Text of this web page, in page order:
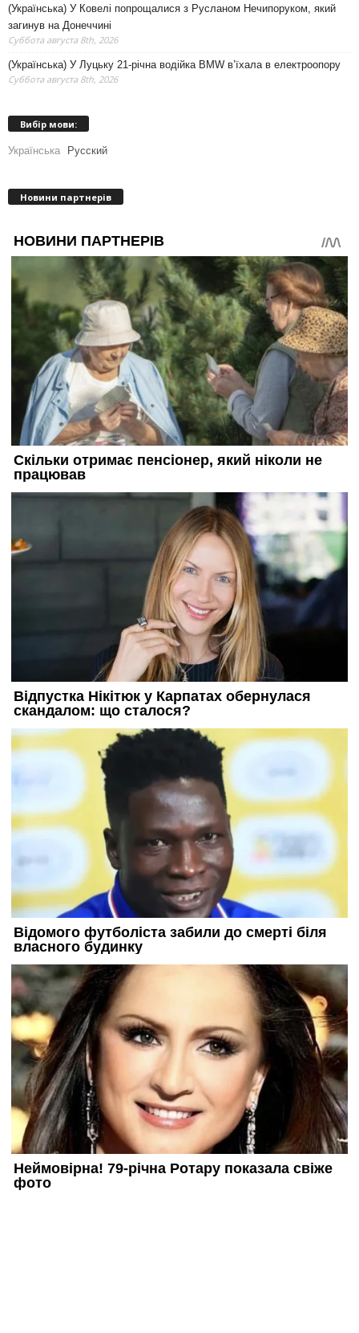
(Українська) У Ковелі попрощалися з Русланом Нечипоруком, який
загинув на Донеччині
Суббота августа 8th, 2026
(Українська) У Луцьку 21-річна водійка BMW в’їхала в електроопору
Суббота августа 8th, 2026
Вибір мови:
Українська Русский
Новини партнерів